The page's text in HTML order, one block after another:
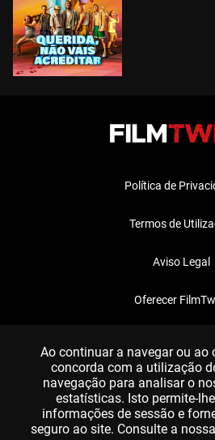
Política de
Termos de
Aviso Legal
Oferecer
Ao continuar a navegar ou ao
concorda com a utilização
navegação para analisar o
estatísticas. Isto permite-
informações de sessão e
seguro ao site. Consulte a nossa